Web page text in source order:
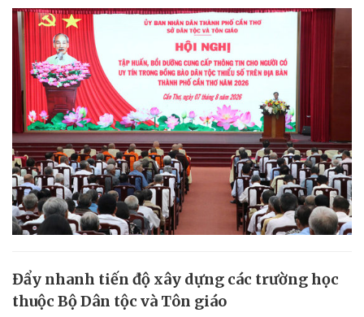
Đẩy nhanh tiến độ xây dựng các trường học
thuộc Bộ Dân tộc và Tôn giáo